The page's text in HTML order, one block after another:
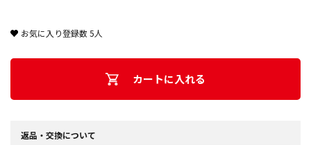
お気に入り登録数5人
カートに入れる
返品・交換について